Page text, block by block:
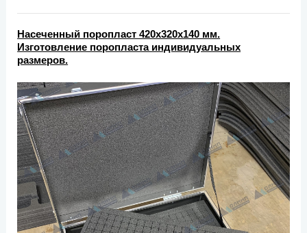
Насеченный поропласт 420х320х140 мм.
Изготовление поропласта индивидуальных
размеров.